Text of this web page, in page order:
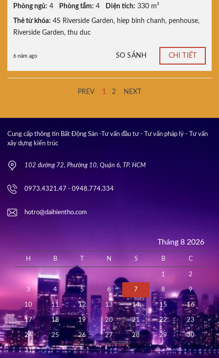
Phòng ngủ: 4 Phòng tắm: 4 Diện tích: 330 m²
Thẻ từ khóa: 4S Riverside Garden, hiep binh chanh, penhouse,
Riverside Garden, thu duc
6 năm ago SO SÁNH CHI TIẾT
PREV 1 2 NEXT
Cung cấp thông tin Bất Động Sản -Tư vấn đầu tư - Tư vấn pháp lý - Tư vấn
xây dựng kiến trúc
102 đường 72, Phường 10, Quận 6, TP. HCM
0973.4321.47 - 0948.774.334
hotro@daihientho.com
Tháng 8 2026
H B N S B C
1 2
3 4 5 6 7 8 9
10 11 12 13 14 15 16
17 18 19 20 21 22 23
24 25 26 27 28 29 30
31